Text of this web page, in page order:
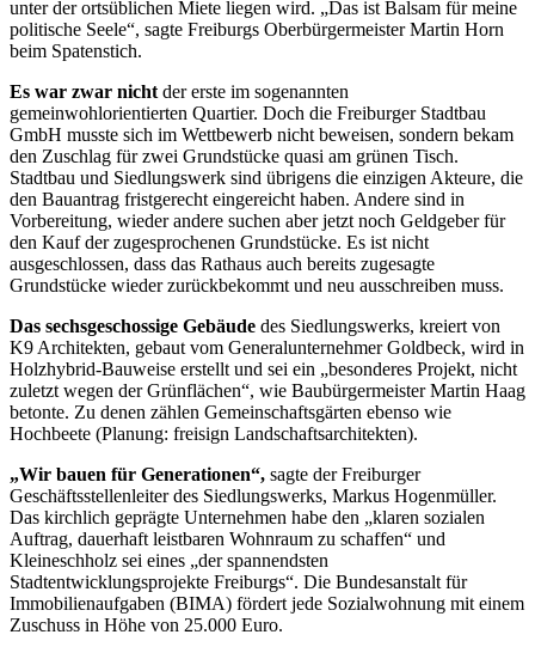
unter der ortsüblichen Miete liegen wird. „Das ist Balsam für meine
politische Seele“, sagte Freiburgs Oberbürgermeister Martin Horn
beim Spatenstich.
Es war zwar nicht der erste im sogenannten
gemeinwohlorientierten Quartier. Doch die Freiburger Stadtbau
GmbH musste sich im Wettbewerb nicht beweisen, sondern bekam
den Zuschlag für zwei Grundstücke quasi am grünen Tisch.
Stadtbau und Siedlungswerk sind übrigens die einzigen Akteure, die
den Bauantrag fristgerecht eingereicht haben. Andere sind in
Vorbereitung, wieder andere suchen aber jetzt noch Geldgeber für
den Kauf der zugesprochenen Grundstücke. Es ist nicht
ausgeschlossen, dass das Rathaus auch bereits zugesagte
Grundstücke wieder zurückbekommt und neu ausschreiben muss.
Das sechsgeschossige Gebäude des Siedlungswerks, kreiert von
K9 Architekten, gebaut vom Generalunternehmer Goldbeck, wird in
Holzhybrid-Bauweise erstellt und sei ein „besonderes Projekt, nicht
zuletzt wegen der Grünflächen“, wie Baubürgermeister Martin Haag
betonte. Zu denen zählen Gemeinschaftsgärten ebenso wie
Hochbeete (Planung: freisign Landschaftsarchitekten).
„Wir bauen für Generationen“, sagte der Freiburger
Geschäftsstellenleiter des Siedlungswerks, Markus Hogenmüller.
Das kirchlich geprägte Unternehmen habe den „klaren sozialen
Auftrag, dauerhaft leistbaren Wohnraum zu schaffen“ und
Kleineschholz sei eines „der spannendsten
Stadtentwicklungsprojekte Freiburgs“. Die Bundesanstalt für
Immobilienaufgaben (BIMA) fördert jede Sozialwohnung mit einem
Zuschuss in Höhe von 25.000 Euro.